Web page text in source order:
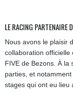
LE RACING PARTENAIRE
Nous avons le plaisir
collaboration
FIVE de Bezons. À la
parties, et
stages qui ont eu lieu